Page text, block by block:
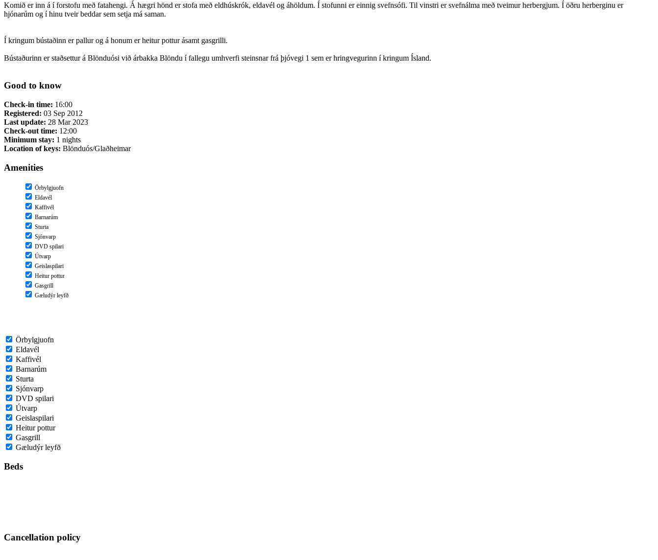
Komið er inn á í forstofu með fatahengi. Á hægri hönd er stofa með eldhúskrók, eldavél og áhöldum. Í stofunni er einnig svefnsófi. Til vinstri er svefnálma með tveimur herbergjum. Í öðru herberginu er
hjónarúm og í hinu tveir beddar sem setja má saman.
Í kringum bústaðinn er pallur og á honum er heitur pottur ásamt gasgrilli.
Bústaðurinn er staðsettur á Blönduósi við árbakka Blöndu í fallegu umhverfi steinsnar frá þjóvegi 1 sem er hringvegurinn í kringum Ísland.
Good to know
Check-in time: 16:00
Registered: 03 Sep 2012
Last update: 28 Mar 2023
Check-out time: 12:00
Minimum stay: 1 nights
Location of keys: Blönduós/Glaðheimar
Amenities
Örbylgjuofn
Eldavél
Kaffivél
Barnarúm
Sturta
Sjónvarp
DVD spilari
Útvarp
Geislaspilari
Heitur pottur
Gasgrill
Gæludýr leyfð
Örbylgjuofn
Eldavél
Kaffivél
Barnarúm
Sturta
Sjónvarp
DVD spilari
Útvarp
Geislaspilari
Heitur pottur
Gasgrill
Gæludýr leyfð
Beds
Cancellation policy